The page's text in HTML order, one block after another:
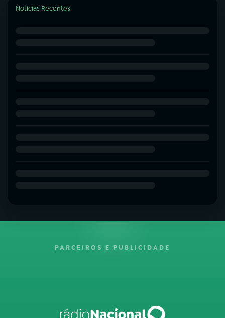
Notícias Recentes
PARCEIROS E PUBLICIDADE